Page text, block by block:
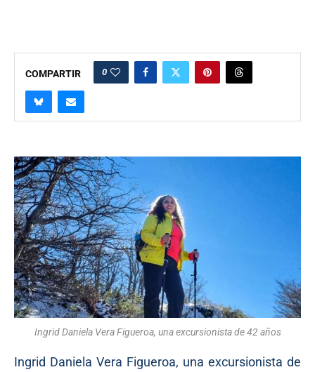
COMPARTIR 0
Ingrid Daniela Vera Figueroa, una excursionista de 42 años
Ingrid Daniela Vera Figueroa, una excursionista de